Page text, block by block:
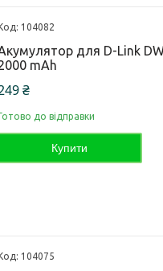
104082
для D-Link
mAh
₴
до відправки
Купити
104075